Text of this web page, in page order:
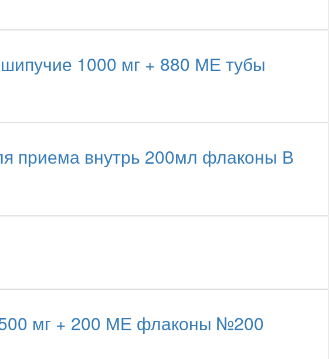
1000 мг + 880 МЕ тубы
приема внутрь 200мл флаконы В
500 мг + 200 МЕ флаконы №200